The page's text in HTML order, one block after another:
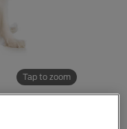
Tap to zoom